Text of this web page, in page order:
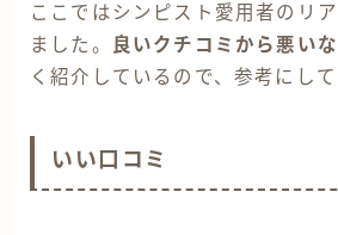
ここではシンピスト愛用者のリ
ました。
良いクチコミから悪い
く紹介しているので、参考にして
いい口コミ